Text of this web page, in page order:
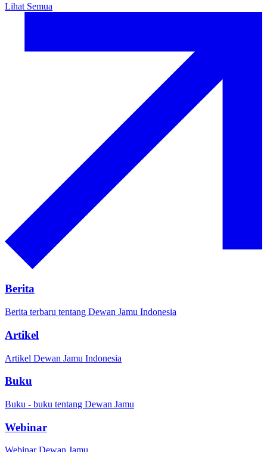
Lihat Semua
Berita
Berita terbaru tentang Dewan Jamu Indonesia
Artikel
Artikel Dewan Jamu Indonesia
Buku
Buku - buku tentang Dewan Jamu
Webinar